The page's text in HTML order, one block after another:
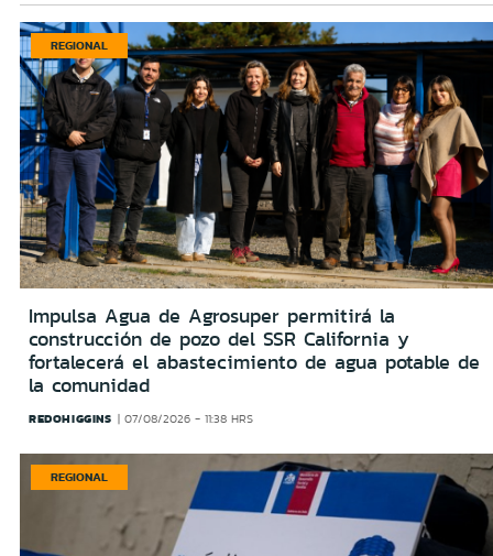
REGIONAL
Impulsa Agua de Agrosuper permitirá la
construcción de pozo del SSR California y
fortalecerá el abastecimiento de agua potable de
la comunidad
REDOHIGGINS 07/08/2026 - 11:38 HRS
REGIONAL